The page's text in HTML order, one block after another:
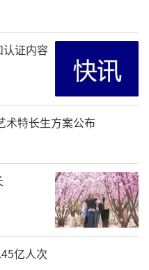
证内容
术特长生方案公布
亿人次